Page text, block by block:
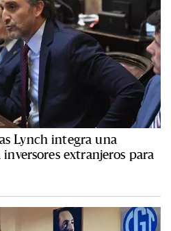
Lynch integra una
inversores extranjeros para